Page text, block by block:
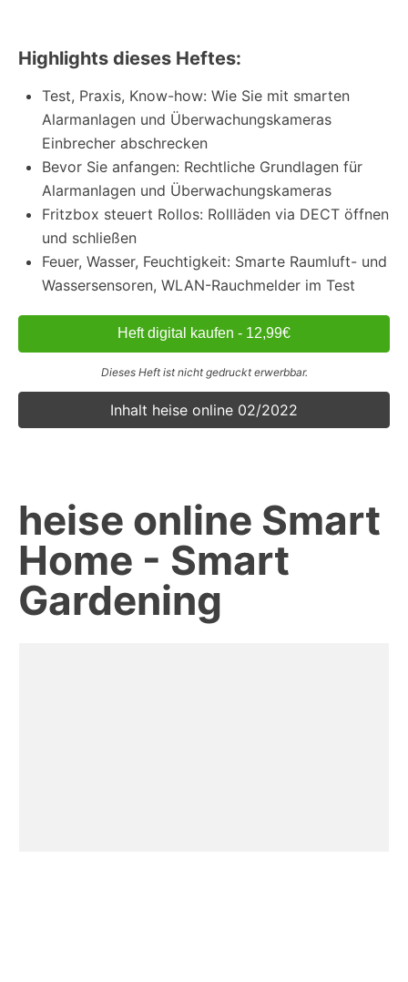
Highlights dieses Heftes:
Test, Praxis, Know-how: Wie Sie mit smarten
Alarmanlagen und Überwachungskameras
Einbrecher abschrecken
Bevor Sie anfangen: Rechtliche Grundlagen für
Alarmanlagen und Überwachungskameras
Fritzbox steuert Rollos: Rollläden via DECT öffnen
und schließen
Feuer, Wasser, Feuchtigkeit: Smarte Raumluft- und
Wassersensoren, WLAN-Rauchmelder im Test
Heft digital kaufen - 12,99€
Dieses Heft ist nicht gedruckt erwerbbar.
Inhalt heise online 02/2022
heise online Smart
Home - Smart
Gardening